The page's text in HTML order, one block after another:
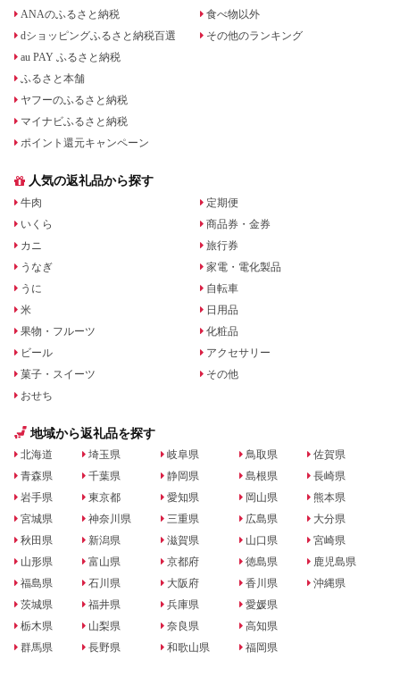
ANAのふるさと納税
dショッピングふるさと納税百選
au PAY ふるさと納税
ふるさと本舗
ヤフーのふるさと納税
マイナビふるさと納税
ポイント還元キャンペーン
食べ物以外
その他のランキング
人気の返礼品から探す
牛肉
いくら
カニ
うなぎ
うに
米
果物・フルーツ
ビール
菓子・スイーツ
おせち
定期便
商品券・金券
旅行券
家電・電化製品
自転車
日用品
化粧品
アクセサリー
その他
地域から返礼品を探す
北海道
青森県
岩手県
宮城県
秋田県
山形県
福島県
茨城県
栃木県
群馬県
埼玉県
千葉県
東京都
神奈川県
新潟県
富山県
石川県
福井県
山梨県
長野県
岐阜県
静岡県
愛知県
三重県
滋賀県
京都府
大阪府
兵庫県
奈良県
和歌山県
鳥取県
島根県
岡山県
広島県
山口県
徳島県
香川県
愛媛県
高知県
福岡県
佐賀県
長崎県
熊本県
大分県
宮崎県
鹿児島県
沖縄県